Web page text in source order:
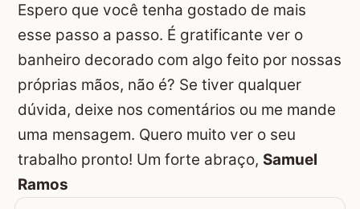
Espero que você tenha gostado de mais
esse passo a passo. É gratificante ver o
banheiro decorado com algo feito por nossas
próprias mãos, não é? Se tiver qualquer
dúvida, deixe nos comentários ou me mande
uma mensagem. Quero muito ver o seu
trabalho pronto! Um forte abraço, Samuel
Ramos